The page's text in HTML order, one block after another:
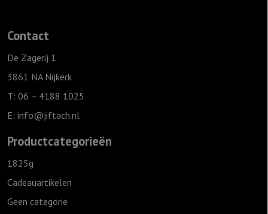
Contact
De Zagerij 1
3861 NA Nijkerk
T: 06 – 4188 1025
E: info@jiftach.nl
Productcategorieën
1825g
Cadeauartikelen
Geen categorie